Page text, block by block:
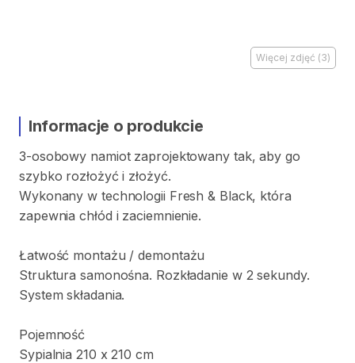
Więcej zdjęć (3)
Informacje o produkcie
3-osobowy namiot zaprojektowany tak​,​ aby go
szybko rozłożyć i złożyć.
Wykonany w technologii Fresh & Black​,​ która
zapewnia chłód i zaciemnienie.
Łatwość montażu ​/​ demontażu
Struktura samonośna. Rozkładanie w 2 sekundy.
System składania.
Pojemność
Sypialnia 210 x 210 cm